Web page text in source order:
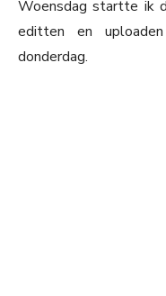
Woensdag startte ik
editten en
donderdag.